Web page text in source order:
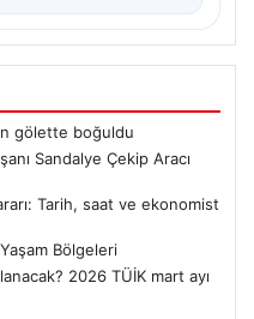
gölette boğuldu
Sandalye Çekip Aracı
Tarih, saat ve ekonomist
Bölgeleri
2026 TÜİK mart ayı